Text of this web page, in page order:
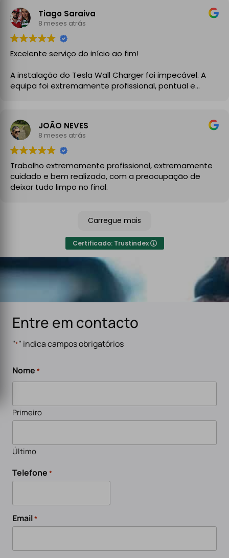
garantindo toda a segurança e legalidade.
Recomendo vivamente!
Tiago Saraiva
8 meses atrás
Excelente serviço do início ao fim!
A instalação do Tesla Wall Charger foi impecável. A
equipa foi extremamente profissional, pontual e
clareza, aconselharam a melhor solução para a minha
instalação elétrica e executaram o trabalho com
enorme cuidado.
A instalação ficou perfeita, organizada e totalmente
funcional, com atenção aos detalhes e à segurança.
No final, deixaram tudo limpo e testado, pronto a usar.
um serviço de eletricidade de confiança,
especialmente para carregadores de veículos
elétricos. Serviço rápido, eficiente e de alta qualidade.
JOÃO NEVES
8 meses atrás
Trabalho extremamente profissional, extremamente
cuidado e bem realizado, com a preocupação de
deixar tudo limpo no final.
Carregue mais
Certificado: Trustindex
Entre em contacto
"*" indica campos obrigatórios
Nome *
Primeiro
Último
Telefone *
Email*